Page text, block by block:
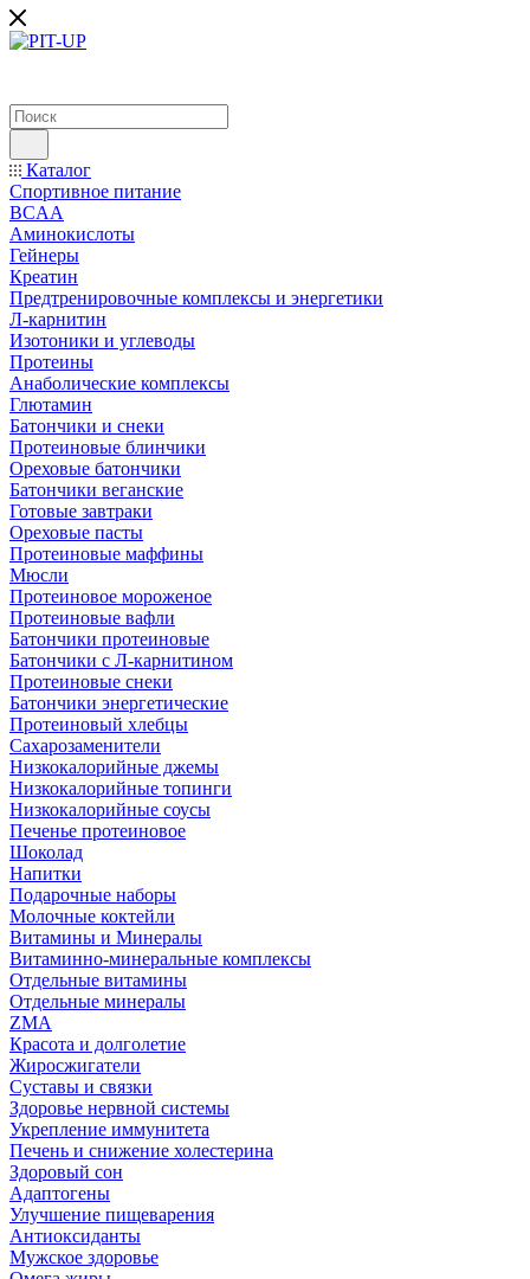
Каталог
Спортивное питание
BCAA
Аминокислоты
Гейнеры
Креатин
Предтренировочные комплексы и энергетики
Л-карнитин
Изотоники и углеводы
Протеины
Анаболические комплексы
Глютамин
Батончики и снеки
Протеиновые блинчики
Ореховые батончики
Батончики веганские
Готовые завтраки
Ореховые пасты
Протеиновые маффины
Мюсли
Протеиновое мороженое
Протеиновые вафли
Батончики протеиновые
Батончики с Л-карнитином
Протеиновые снеки
Батончики энергетические
Протеиновый хлебцы
Сахарозаменители
Низкокалорийные джемы
Низкокалорийные топинги
Низкокалорийные соусы
Печенье протеиновое
Шоколад
Напитки
Подарочные наборы
Молочные коктейли
Витамины и Минералы
Витаминно-минеральные комплексы
Отдельные витамины
Отдельные минералы
ZMA
Красота и долголетие
Жиросжигатели
Суставы и связки
Здоровье нервной системы
Укрепление иммунитета
Печень и снижение холестерина
Здоровый сон
Адаптогены
Улучшение пищеварения
Антиоксиданты
Мужское здоровье